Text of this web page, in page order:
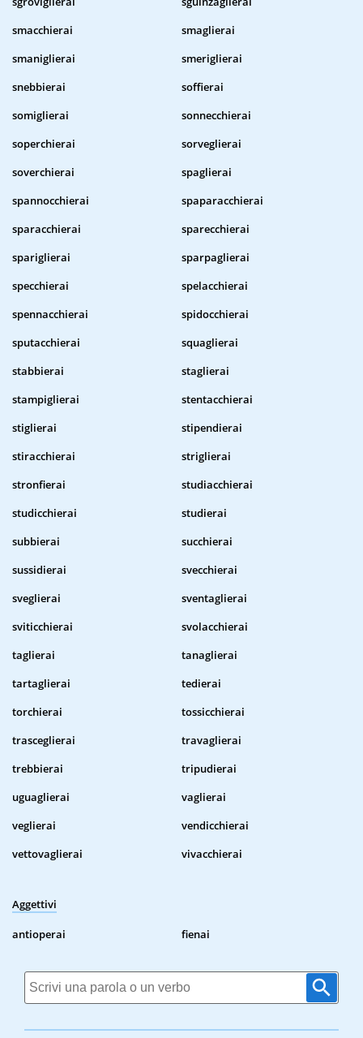
smacchierai
smaglierai
smaniglierai
smeriglierai
snebbierai
soffierai
somiglierai
sonnecchierai
soperchierai
sorveglierai
soverchierai
spaglierai
spannocchierai
spaparacchierai
sparacchierai
sparecchierai
spariglierai
sparpaglierai
specchierai
spelacchierai
spennacchierai
spidocchierai
sputacchierai
squaglierai
stabbierai
staglierai
stampiglierai
stentacchierai
stiglierai
stipendierai
stiracchierai
striglierai
stronfierai
studiacchierai
studicchierai
studierai
subbierai
succhierai
sussidierai
svecchierai
sveglierai
sventaglierai
sviticchierai
svolacchierai
taglierai
tanaglierai
tartaglierai
tedierai
torchierai
tossicchierai
trasceglierai
travaglierai
trebbierai
tripudierai
uguaglierai
vaglierai
veglierai
vendicchierai
vettovaglierai
vivacchierai
Aggettivi
antioperai fienai